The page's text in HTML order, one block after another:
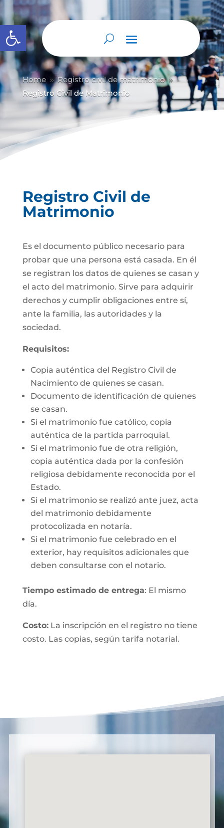
Abrir barra de herramientas
Home 9 Registro civil de matrimonio 9
Registro Civil de Matrimonio
Registro Civil de
Matrimonio
Es el documento público necesario para
probar que una persona está casada. En él
se registran los datos de quienes se casan y
el acto del matrimonio. Sirve para adquirir
derechos y cumplir obligaciones entre sí,
ante la familia, las autoridades y la
sociedad.
Requisitos:
Copia auténtica del Registro Civil de
Nacimiento de quienes se casan.
Documento de identificación de quienes
se casan.
Si el matrimonio fue católico, copia
auténtica de la partida parroquial.
Si el matrimonio fue de otra religión,
copia auténtica dada por la confesión
religiosa debidamente reconocida por el
Estado.
Si el matrimonio se realizó ante juez, acta
del matrimonio debidamente
protocolizada en notaría.
Si el matrimonio fue celebrado en el
exterior, hay requisitos adicionales que
deben consultarse con el notario.
Tiempo estimado de entrega: El mismo
día.
Costo:La inscripción en el registro no tiene
costo. Las copias, según tarifa notarial.